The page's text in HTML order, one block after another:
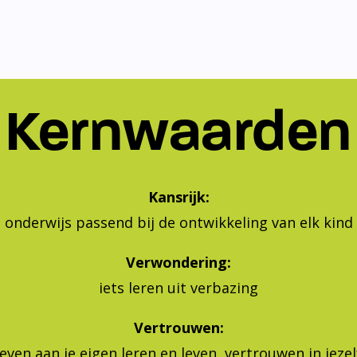
Kernwaarden
Kansrijk:
onderwijs passend bij de ontwikkeling van elk kind
Verwondering:
iets leren uit verbazing
Vertrouwen:
aan je eigen leren en leven, vertrouwen in